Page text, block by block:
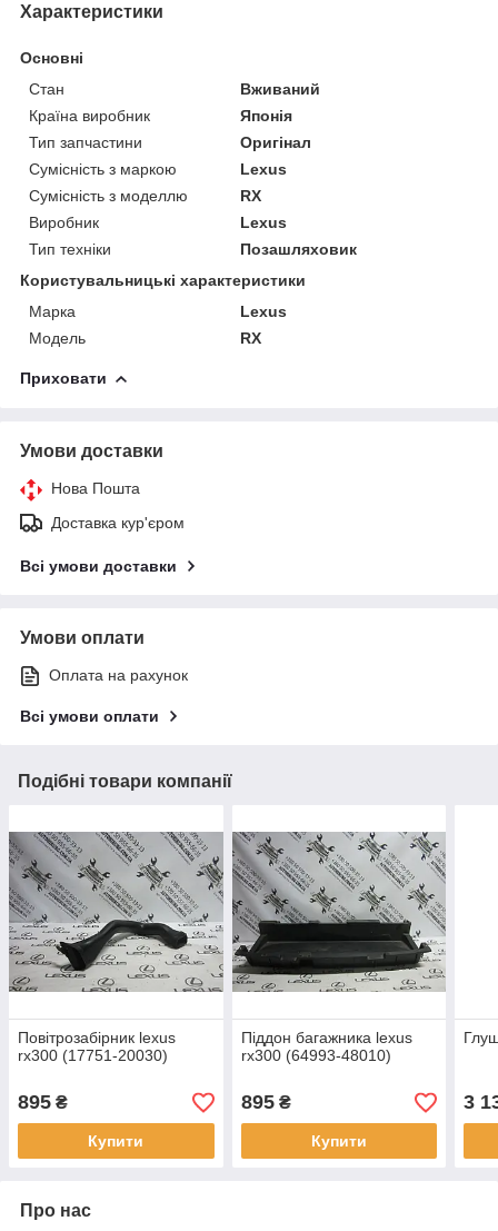
Характеристики
Основні
Стан
Вживаний
Країна виробник
Японія
Тип запчастини
Оригінал
Сумісність з маркою
Lexus
Сумісність з моделлю
RX
Виробник
Lexus
Тип техніки
Позашляховик
Користувальницькі характеристики
Марка
Lexus
Модель
RX
Приховати
Умови доставки
Нова Пошта
Доставка кур'єром
Всі умови доставки
Умови оплати
Оплата на рахунок
Всі умови оплати
Подібні товари компанії
Повітрозабірник lexus
rx300 (17751-20030)
895 ₴
Купити
Піддон багажника lexus
rx300 (64993-48010)
895₴
Купити
3
Про нас